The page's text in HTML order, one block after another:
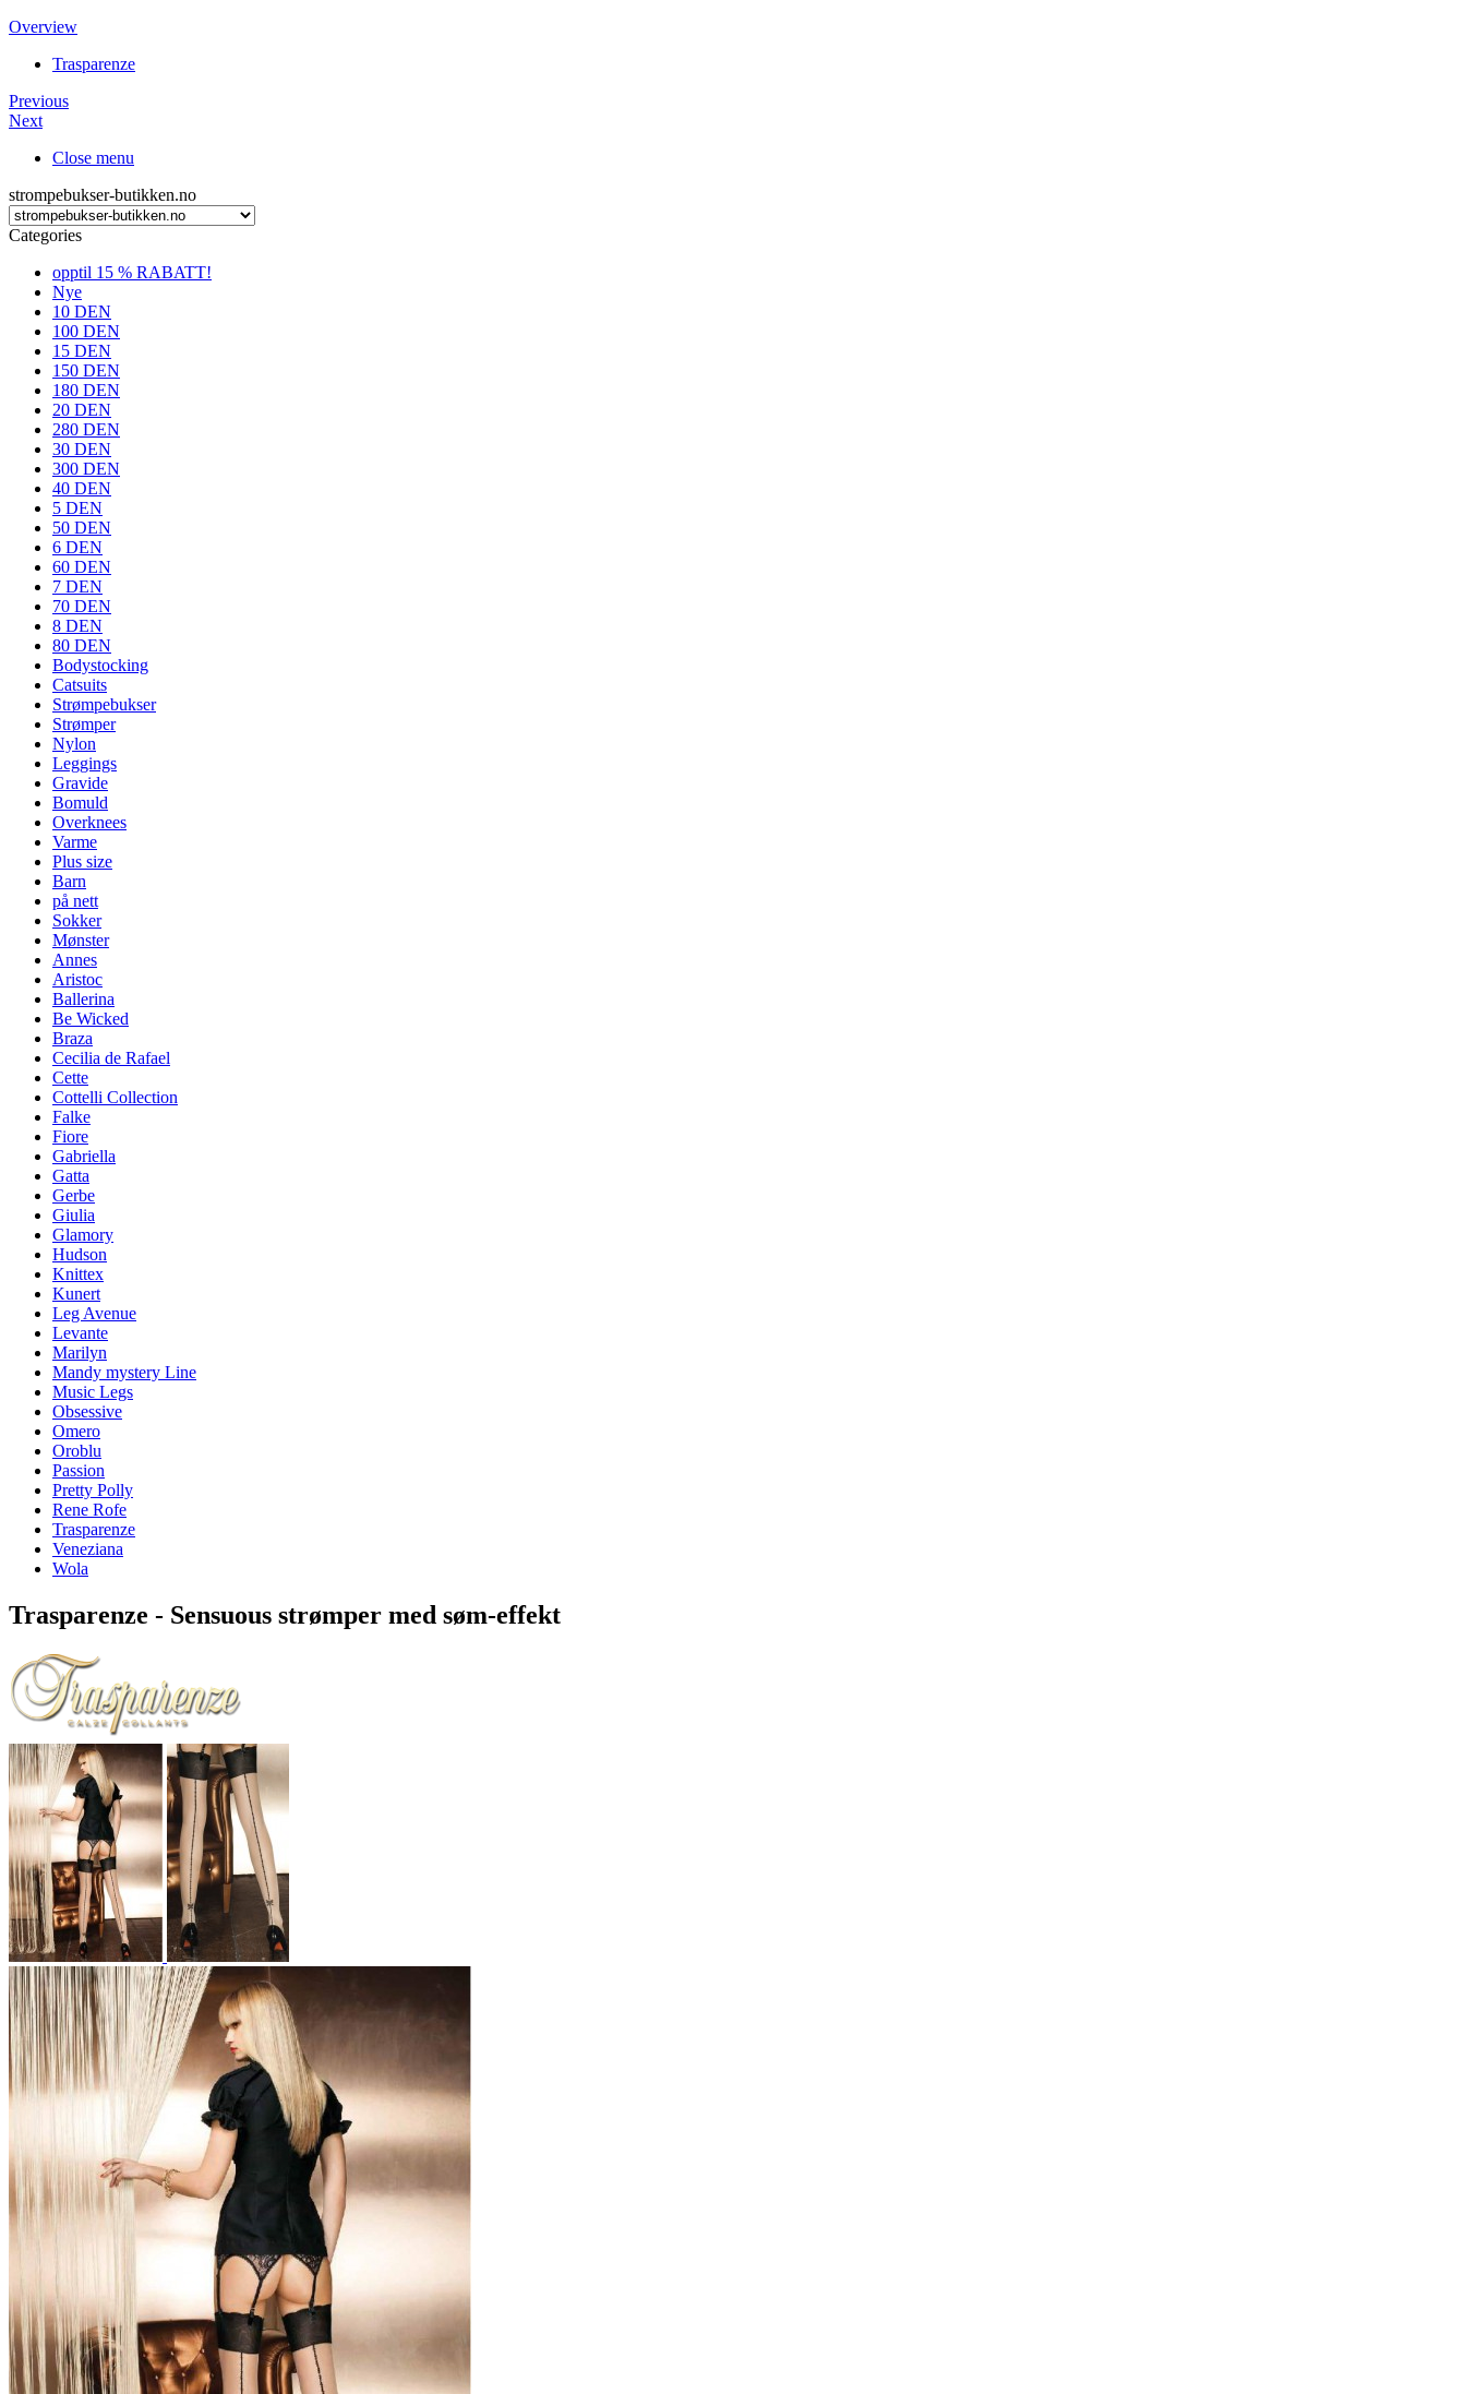
Overview
Trasparenze
Previous
Next
Close menu
strompebukser-butikken.no
Categories
opptil 15 % RABATT!
Nye
10 DEN
100 DEN
15 DEN
150 DEN
180 DEN
20 DEN
280 DEN
30 DEN
300 DEN
40 DEN
5 DEN
50 DEN
6 DEN
60 DEN
7 DEN
70 DEN
8 DEN
80 DEN
Bodystocking
Catsuits
Strømpebukser
Strømper
Nylon
Leggings
Gravide
Bomuld
Overknees
Varme
Plus size
Barn
på nett
Sokker
Mønster
Annes
Aristoc
Ballerina
Be Wicked
Braza
Cecilia de Rafael
Cette
Cottelli Collection
Falke
Fiore
Gabriella
Gatta
Gerbe
Giulia
Glamory
Hudson
Knittex
Kunert
Leg Avenue
Levante
Marilyn
Mandy mystery Line
Music Legs
Obsessive
Omero
Oroblu
Passion
Pretty Polly
Rene Rofe
Trasparenze
Veneziana
Wola
Trasparenze - Sensuous strømper med søm-effekt